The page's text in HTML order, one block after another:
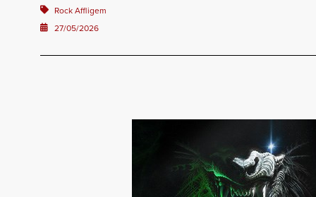
Rock Affligem
27/05/2026